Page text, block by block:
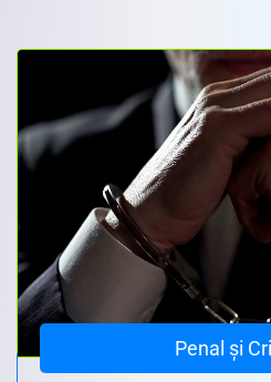
Penal și